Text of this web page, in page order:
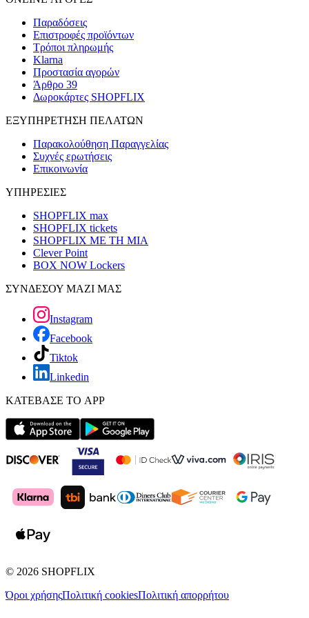
Παραδόσεις
Επιστροφές προϊόντων
Τρόποι πληρωμής
Klarna
Προστασία αγορών
Άρθρο 39
Δωροκάρτες SHOPFLIX
ΕΞΥΠΗΡΕΤΗΣΗ ΠΕΛΑΤΩΝ
Παρακολούθηση Παραγγελίας
Συχνές ερωτήσεις
Επικοινωνία
ΥΠΗΡΕΣΙΕΣ
SHOPFLIX max
SHOPFLIX tickets
SHOPFLIX ΜΕ ΤΗ ΜΙΑ
Clever Point
BOX NOW Lockers
ΣΥΝΔΕΣΟΥ ΜΑΖΙ ΜΑΣ
Instagram
Facebook
Tiktok
Linkedin
ΚΑΤΕΒΑΣΕ ΤΟ APP
© 2026 SHOPFLIX
Όροι χρήσηςΠολιτική cookiesΠολιτική απορρήτου